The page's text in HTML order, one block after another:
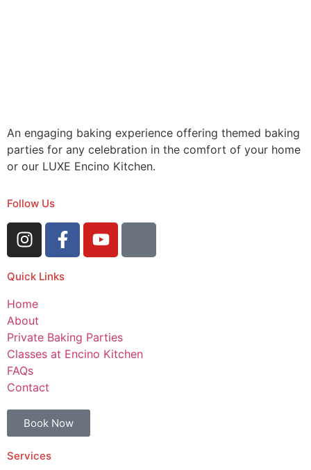
An engaging baking experience offering themed baking
parties for any celebration in the comfort of your home
or our LUXE Encino Kitchen.
Follow Us
Quick Links
Home
About
Private Baking Parties
Classes at Encino Kitchen
FAQs
Contact
Book Now
Services